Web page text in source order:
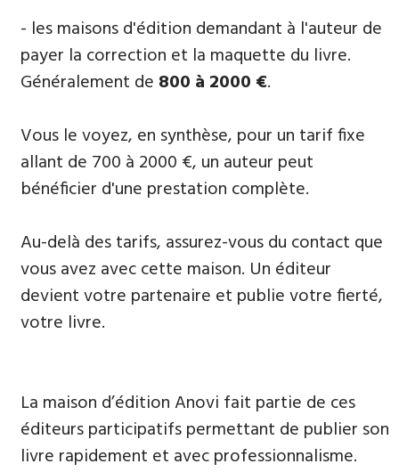
- les maisons d'édition demandant à l'auteur de
payer la correction et la maquette du livre.
Généralement de 800 à 2000 €.
Vous le voyez, en synthèse, pour un tarif fixe
allant de 700 à 2000 €, un auteur peut
bénéficier d'une prestation complète.
Au-delà des tarifs, assurez-vous du contact que
vous avez avec cette maison. Un éditeur
devient votre partenaire et publie votre fierté,
votre livre.
La maison d’édition Anovi fait partie de ces
éditeurs participatifs permettant de publier son
livre rapidement et avec professionnalisme.